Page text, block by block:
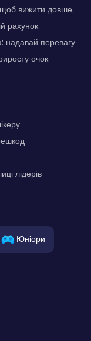
вижити довше.
рахунок.
надавай перевагу
очок.
лідерів
Юніори